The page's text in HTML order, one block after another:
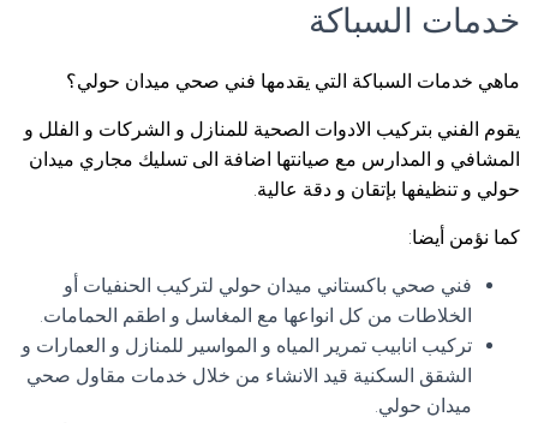
خدمات السباكة
ماهي خدمات السباكة التي يقدمها فني صحي ميدان حولي؟
يقوم الفني بتركيب الادوات الصحية للمنازل و الشركات و الفلل و
المشافي و المدارس مع صيانتها اضافة الى تسليك مجاري ميدان
حولي و تنظيفها بإتقان و دقة عالية.
كما نؤمن أيضا:
فني صحي باكستاني ميدان حولي لتركيب الحنفيات أو
الخلاطات من كل انواعها مع المغاسل و اطقم الحمامات.
تركيب انابيب تمرير المياه و المواسير للمنازل و العمارات و
الشقق السكنية قيد الانشاء من خلال خدمات مقاول صحي
ميدان حولي.